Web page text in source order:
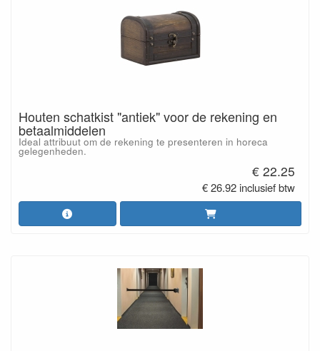
Houten schatkist "antiek" voor de rekening en
betaalmiddelen
Ideal attribuut om de rekening te presenteren in horeca
gelegenheden.
€ 22.25
€ 26.92 inclusief btw